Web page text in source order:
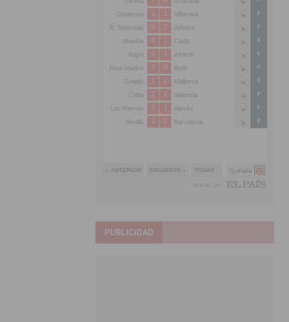
PUBLICIDAD